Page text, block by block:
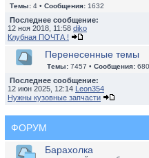
Темы: 4 • Сообщения: 1632
Последнее сообщение:
12 ноя 2018, 11:58 diko
Клубная ПОЧТА !
Перенесенные темы
Темы: 7457 • Сообщения:
Последнее сообщение:
12 июн 2025, 12:14 Leon354
Нужны кузовные запчасти
ФОРУМ
Барахолка